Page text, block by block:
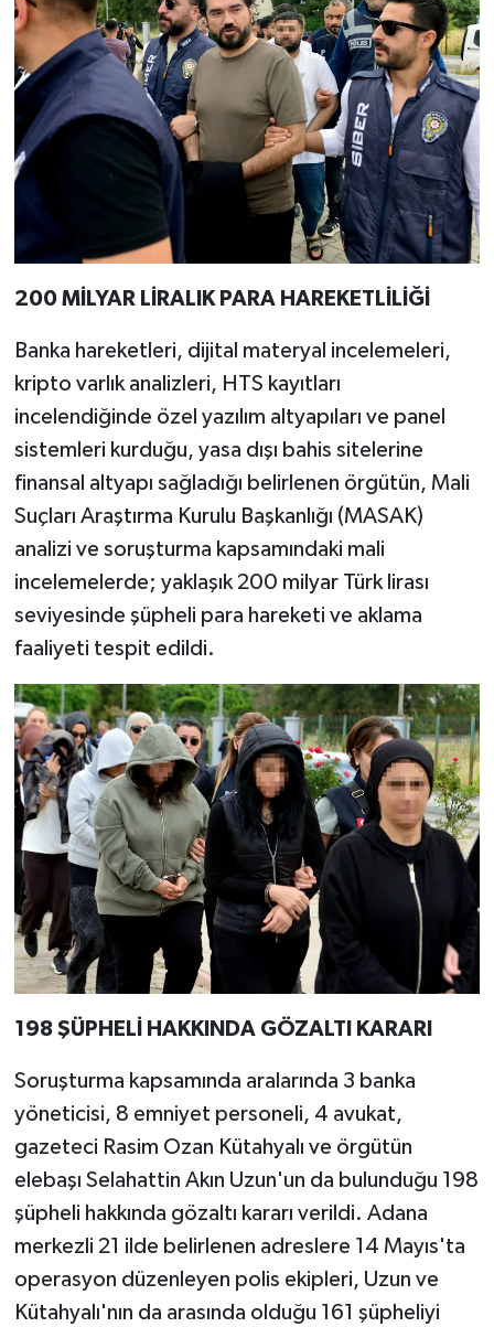
200 MİLYAR LİRALIK PARA HAREKETLİLİĞİ
Banka hareketleri, dijital materyal incelemeleri,
kripto varlık analizleri, HTS kayıtları
incelendiğinde özel yazılım altyapıları ve panel
sistemleri kurduğu, yasa dışı bahis sitelerine
finansal altyapı sağladığı belirlenen örgütün, Mali
Suçları Araştırma Kurulu Başkanlığı (MASAK)
analizi ve soruşturma kapsamındaki mali
incelemelerde; yaklaşık 200 milyar Türk lirası
seviyesinde şüpheli para hareketi ve aklama
faaliyeti tespit edildi.
198 ŞÜPHELİ HAKKINDA GÖZALTI KARARI
Soruşturma kapsamında aralarında 3 banka
yöneticisi, 8 emniyet personeli, 4 avukat,
gazeteci Rasim Ozan Kütahyalı ve örgütün
elebaşı Selahattin Akın Uzun'un da bulunduğu 198
şüpheli hakkında gözaltı kararı verildi. Adana
merkezli 21 ilde belirlenen adreslere 14 Mayıs'ta
operasyon düzenleyen polis ekipleri, Uzun ve
Kütahyalı'nın da arasında olduğu 161 şüpheliyi